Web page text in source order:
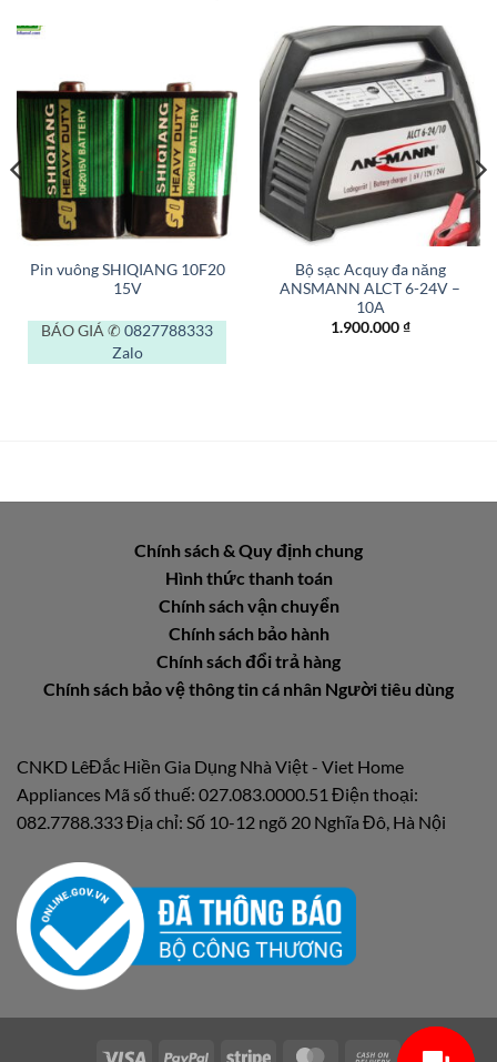
Pin vuông SHIQIANG 10F20
15V
BÁO GIÁ ✆ 0827788333
Zalo
Bộ sạc Acquy đa năng
ANSMANN ALCT 6-24V –
10A
1.900.000₫
Chính sách & Quy định chung
Hình thức thanh toán
Chính sách vận chuyển
Chính sách bảo hành
Chính sách đổi trả hàng
Chính sách bảo vệ thông tin cá nhân Người tiêu dùng
CNKD LêĐắc Hiền Gia Dụng Nhà Việt - Viet Home
Appliances Mã số thuế: 027.083.0000.51 Điện thoại:
082.7788.333 Địa chỉ: Số 10-12 ngõ 20 Nghĩa Đô, Hà Nội
Visa PayPal Stripe MasterCardCash